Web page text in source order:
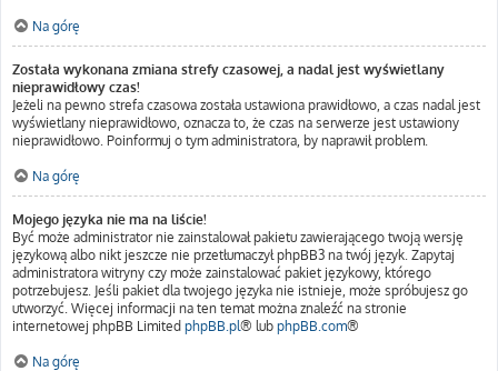
Na górę
Została wykonana zmiana strefy czasowej, a nadal jest wyświetlany
nieprawidłowy czas!
Jeżeli na pewno strefa czasowa została ustawiona prawidłowo, a czas nadal jest
wyświetlany nieprawidłowo, oznacza to, że czas na serwerze jest ustawiony
nieprawidłowo. Poinformuj o tym administratora, by naprawił problem.
Na górę
Mojego języka nie ma na liście!
Być może administrator nie zainstalował pakietu zawierającego twoją wersję
językową albo nikt jeszcze nie przetłumaczył phpBB3 na twój język. Zapytaj
administratora witryny czy może zainstalować pakiet językowy, którego
potrzebujesz. Jeśli pakiet dla twojego języka nie istnieje, może spróbujesz go
utworzyć. Więcej informacji na ten temat można znaleźć na stronie
internetowej phpBB Limited phpBB.pl® lub phpBB.com®
Na górę